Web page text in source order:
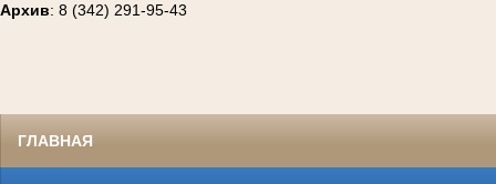
Архив: 8 (342) 291-95-43
ГЛАВНАЯ